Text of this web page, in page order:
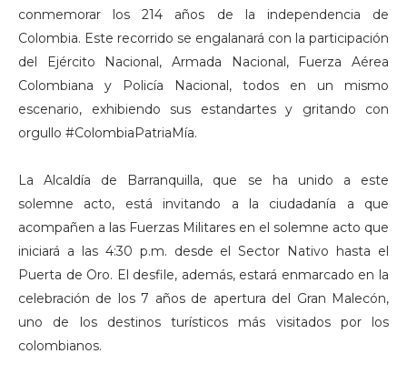
conmemorar los 214 años de la independencia de
Colombia. Este recorrido se engalanará con la participación
del Ejército Nacional, Armada Nacional, Fuerza Aérea
Colombiana y Policía Nacional, todos en un mismo
escenario, exhibiendo sus estandartes y gritando con
orgullo #ColombiaPatriaMía.
La Alcaldía de Barranquilla, que se ha unido a este
solemne acto, está invitando a la ciudadanía a que
acompañen a las Fuerzas Militares en el solemne acto que
iniciará a las 4:30 p.m. desde el Sector Nativo hasta el
Puerta de Oro. El desfile, además, estará enmarcado en la
celebración de los 7 años de apertura del Gran Malecón,
uno de los destinos turísticos más visitados por los
colombianos.